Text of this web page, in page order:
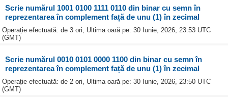
Scrie numărul 1001 0100 1111 0110 din binar cu semn în
reprezentarea în complement față de unu (1) în zecimal
Operație efectuată: de 3 ori, Ultima oară pe: 30 Iunie, 2026, 23:53 UTC
(GMT)
Scrie numărul 0010 0101 0000 1100 din binar cu semn în
reprezentarea în complement față de unu (1) în zecimal
Operație efectuată: de 2 ori, Ultima oară pe: 30 Iunie, 2026, 23:50 UTC
(GMT)